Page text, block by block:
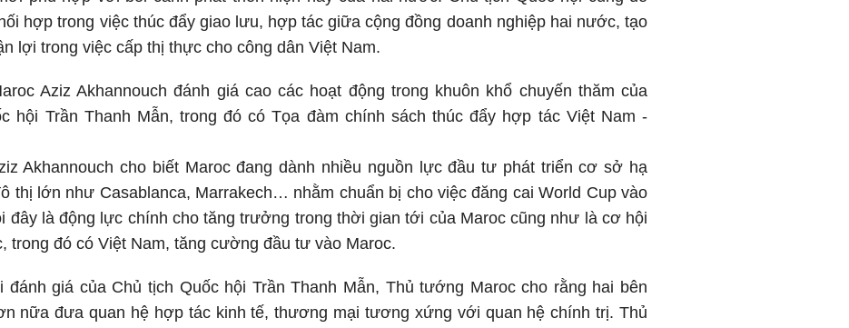
hợp trong việc thúc đẩy giao lưu, hợp tác giữa cộng đồng doanh nghiệp hai nước, tạo
lợi trong việc cấp thị thực cho công dân Việt Nam.
Aziz Akhannouch đánh giá cao các hoạt động trong khuôn khổ chuyến thăm của
hội Trần Thanh Mẫn, trong đó có Tọa đàm chính sách thúc đẩy hợp tác Việt Nam -
Akhannouch cho biết Maroc đang dành nhiều nguồn lực đầu tư phát triển cơ sở hạ
thị lớn như Casablanca, Marrakech… nhằm chuẩn bị cho việc đăng cai World Cup vào
đây là động lực chính cho tăng trưởng trong thời gian tới của Maroc cũng như là cơ hội
trong đó có Việt Nam, tăng cường đầu tư vào Maroc.
giá của Chủ tịch Quốc hội Trần Thanh Mẫn, Thủ tướng Maroc cho rằng hai bên
nữa đưa quan hệ hợp tác kinh tế, thương mại tương xứng với quan hệ chính trị. Thủ